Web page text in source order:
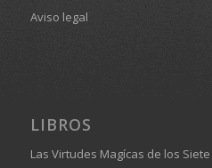
Aviso legal
LIBROS
Las Virtudes Magícas de los